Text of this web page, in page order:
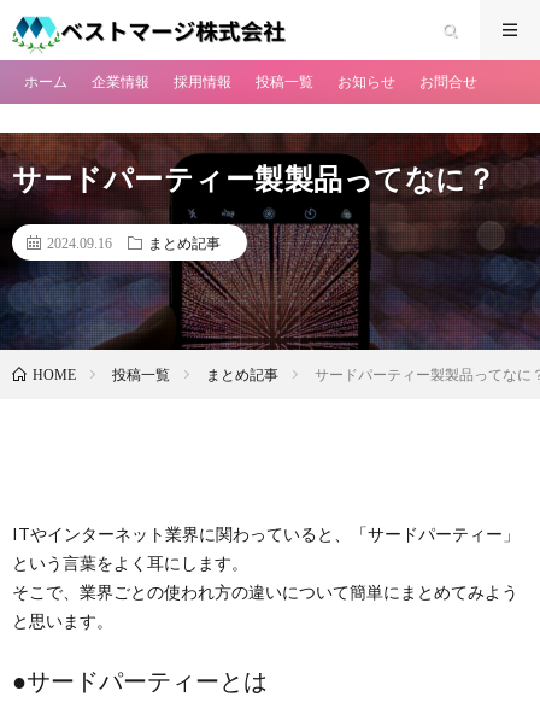
ホーム 企業情報 採用情報 投稿一覧 お知らせ お問合せ
サードパーティー製製品ってなに？
2024.09.16 まとめ記事
HOME 投稿一覧 まとめ記事 サードパーティー製製品ってなに
ITやインターネット業界に関わっていると、「サードパーティー」
という言葉をよく耳にします。
そこで、業界ごとの使われ方の違いについて簡単にまとめてみよう
と思います。
●サードパーティーとは